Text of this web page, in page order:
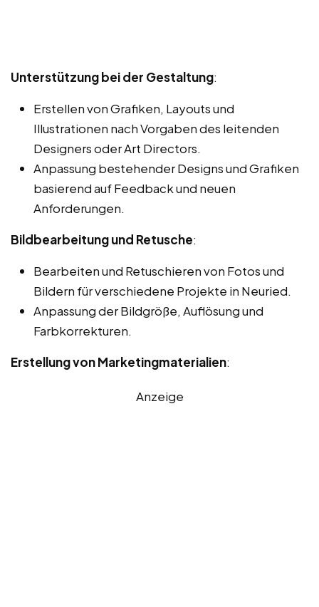
Unterstützung bei der Gestaltung:
Erstellen von Grafiken, Layouts und
Illustrationen nach Vorgaben des leitenden
Designers oder Art Directors.
Anpassung bestehender Designs und Grafiken
basierend auf Feedback und neuen
Anforderungen.
Bildbearbeitung und Retusche:
Bearbeiten und Retuschieren von Fotos und
Bildern für verschiedene Projekte in Neuried.
Anpassung der Bildgröße, Auflösung und
Farbkorrekturen.
Erstellung von Marketingmaterialien:
Anzeige